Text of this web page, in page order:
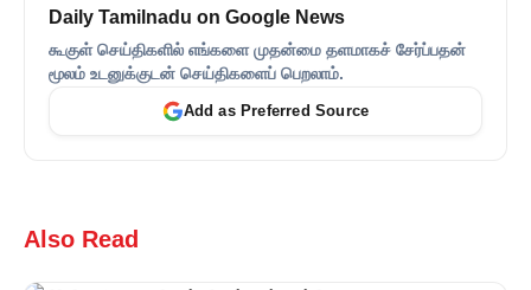
Daily Tamilnadu on Google News
கூகுள் செய்திகளில் எங்களை முதன்மை தளமாகச் சேர்ப்பதன்
மூலம் உடனுக்குடன் செய்திகளைப் பெறலாம்.
Add as Preferred Source
Also Read